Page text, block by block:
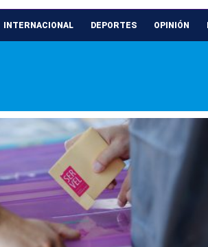
INTERNACIONAL DEPORTES OPINIÓN